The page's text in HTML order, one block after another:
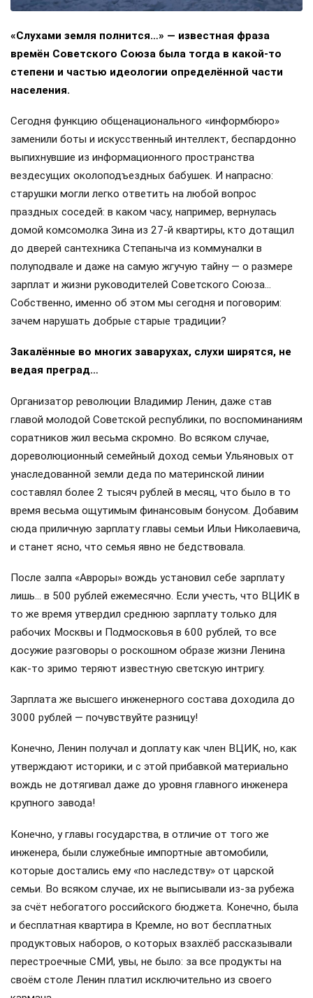
«Слухами земля полнится…» — известная фраза
времён Советского Союза была тогда в какой-то
степени и частью идеологии определённой части
населения.
Сегодня функцию общенационального «информбюро»
заменили боты и искусственный интеллект, беспардонно
выпихнувшие из информационного пространства
вездесущих околоподъездных бабушек. И напрасно:
старушки могли легко ответить на любой вопрос
праздных соседей: в каком часу, например, вернулась
домой комсомолка Зина из 27-й квартиры, кто дотащил
до дверей сантехника Степаныча из коммуналки в
полуподвале и даже на самую жгучую тайну — о размере
зарплат и жизни руководителей Советского Союза…
Собственно, именно об этом мы сегодня и поговорим:
зачем нарушать добрые старые традиции?
Закалённые во многих заварухах, слухи ширятся, не
ведая преград…
Организатор революции Владимир Ленин, даже став
главой молодой Советской республики, по воспоминаниям
соратников жил весьма скромно. Во всяком случае,
дореволюционный семейный доход семьи Ульяновых от
унаследованной земли деда по материнской линии
составлял более 2 тысяч рублей в месяц, что было в то
время весьма ощутимым финансовым бонусом. Добавим
сюда приличную зарплату главы семьи Ильи Николаевича,
и станет ясно, что семья явно не бедствовала.
После залпа «Авроры» вождь установил себе зарплату
лишь… в 500 рублей ежемесячно. Если учесть, что ВЦИК в
то же время утвердил среднюю зарплату только для
рабочих Москвы и Подмосковья в 600 рублей, то все
досужие разговоры о роскошном образе жизни Ленина
как-то зримо теряют известную светскую интригу.
Зарплата же высшего инженерного состава доходила до
3000 рублей — почувствуйте разницу!
Конечно, Ленин получал и доплату как член ВЦИК, но, как
утверждают историки, и с этой прибавкой материально
вождь не дотягивал даже до уровня главного инженера
крупного завода!
Конечно, у главы государства, в отличие от того же
инженера, были служебные импортные автомобили,
которые достались ему «по наследству» от царской
семьи. Во всяком случае, их не выписывали из-за рубежа
за счёт небогатого российского бюджета. Конечно, была
и бесплатная квартира в Кремле, но вот бесплатных
продуктовых наборов, о которых взахлёб рассказывали
перестроечные СМИ, увы, не было: за все продукты на
своём столе Ленин платил исключительно из своего